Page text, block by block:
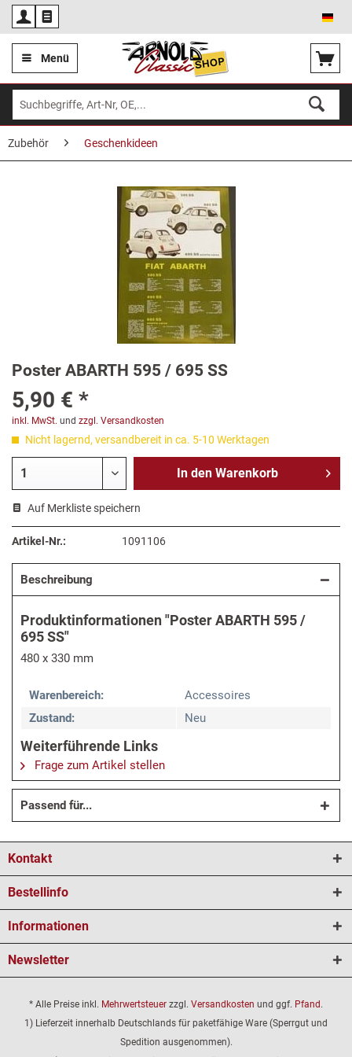
Menü
Zubehör Geschenkideen
Poster ABARTH 595 / 695 SS
5,90 € *
inkl. MwSt. und zzgl. Versandkosten
Nicht lagernd, versandbereit in ca. 5-10 Werktagen
In den Warenkorb
Auf Merkliste speichern
Artikel-Nr.: 1091106
Beschreibung
Produktinformationen "Poster ABARTH 595 /
695 SS"
480 x 330 mm
Warenbereich:
Accessoires
Zustand:
Neu
Weiterführende Links
Frage zum Artikel stellen
Passend für...
Kontakt
Bestellinfo
Informationen
Newsletter
* Alle Preise inkl. Mehrwertsteuer zzgl. Versandkosten und ggf. Pfand.
1) Lieferzeit innerhalb Deutschlands für paketfähige Ware (Sperrgut und
Spedition ausgenommen).